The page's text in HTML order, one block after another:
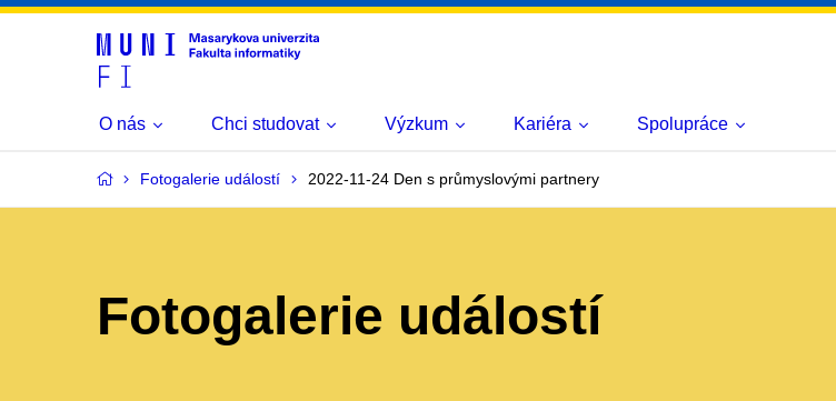
O nás Chci studovat Výzkum Kariéra Spolupráce
Fotogalerie událostí 2022-11-24 Den s průmyslovými partnery
Fotogalerie událostí